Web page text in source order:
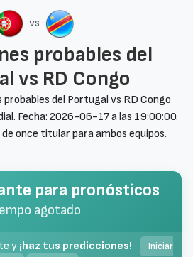
vs
probables del
vs RD Congo
del Portugal vs RD Congo
Fecha: 2026-06-17 a las 19:00:00.
once titular para ambos equipos.
para pronósticos
agotado
y ¡haz tus predicciones!
Iniciar